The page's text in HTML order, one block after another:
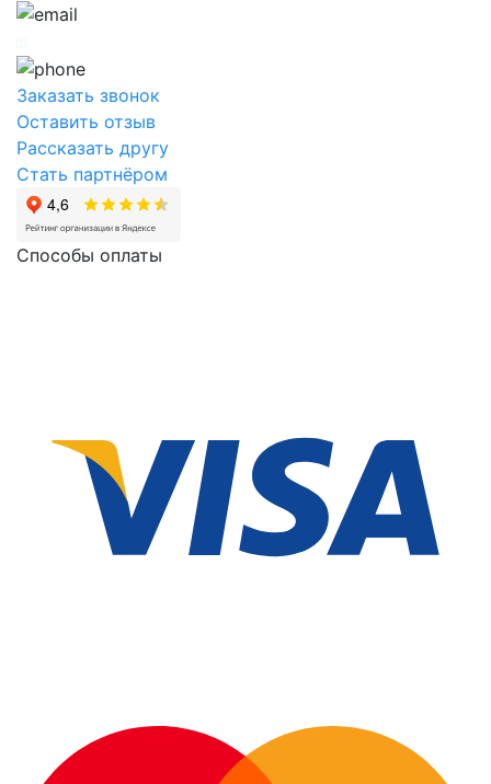
Заказать звонок
Оставить отзыв
Рассказать другу
Стать партнёром
Способы оплаты